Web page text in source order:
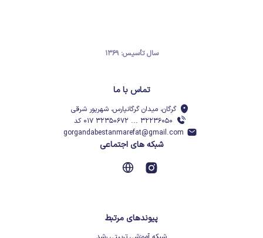
سال تأسیس: ۱۳۶۹
تماس با ما
گرگان، میدان گرگانپارس، شهریور شرقی
۳۲۲۳۶۰۵۰ ... ۳۲۳۵۰۶۷۲ ۰۱۷ کد
gorgandabestanmarefat@gmail.com
شبکه های اجتماعی
پیوندهای مرتبط